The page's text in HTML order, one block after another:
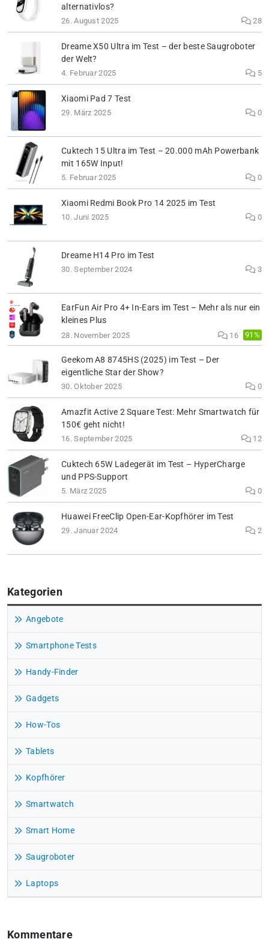
alternativlos?
26. August 2025 28
Dreame X50 Ultra im Test – der beste Saugroboter
der Welt?
4. Februar 2025 5
Xiaomi Pad 7 Test
29. März 2025 0
Cuktech 15 Ultra im Test – 20.000 mAh Powerbank
mit 165W Input!
5. Februar 2025 0
Xiaomi Redmi Book Pro 14 2025 im Test
10. Juni 2025 0
Dreame H14 Pro im Test
30. September 2024 3
EarFun Air Pro 4+ In-Ears im Test – Mehr als nur ein
kleines Plus
28. November 2025 16 91%
Geekom A8 8745HS (2025) im Test – Der
eigentliche Star der Show?
30. Oktober 2025 0
Amazfit Active 2 Square Test: Mehr Smartwatch für
150€ geht nicht!
16. September 2025 12
Cuktech 65W Ladegerät im Test – HyperCharge
und PPS-Support
5. März 2025 0
Huawei FreeClip Open-Ear-Kopfhörer im Test
29. Januar 2024 2
Kategorien
Angebote
Smartphone Tests
Handy-Finder
Gadgets
How-Tos
Tablets
Kopfhörer
Smartwatch
Smart Home
Saugroboter
Laptops
Kommentare